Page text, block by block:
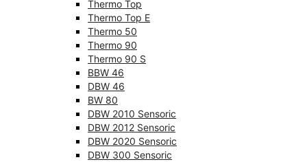
Thermo Top
Thermo Top E
Thermo 50
Thermo 90
Thermo 90 S
BBW 46
DBW 46
BW 80
DBW 2010 Sensoric
DBW 2012 Sensoric
DBW 2020 Sensoric
DBW 300 Sensoric